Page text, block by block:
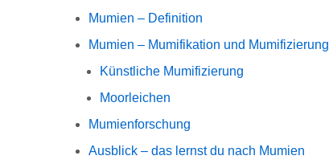
Mumien – Definition
Mumien – Mumifikation und Mumifizierung
Künstliche Mumifizierung
Moorleichen
Mumienforschung
Ausblick – das lernst du nach Mumien